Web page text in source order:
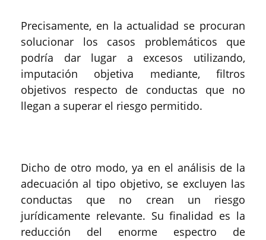
Precisamente, en la actualidad se procuran
solucionar los casos problemáticos que
podría dar lugar a excesos utilizando,
imputación objetiva mediante, filtros
objetivos respecto de conductas que no
llegan a superar el riesgo permitido.
Dicho de otro modo, ya en el análisis de la
adecuación al tipo objetivo, se excluyen las
conductas que no crean un riesgo
jurídicamente relevante. Su finalidad es la
reducción del enorme espectro de